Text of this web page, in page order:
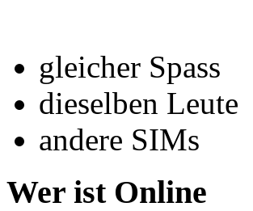
gleicher Spass
dieselben Leute
andere SIMs
Wer ist Online